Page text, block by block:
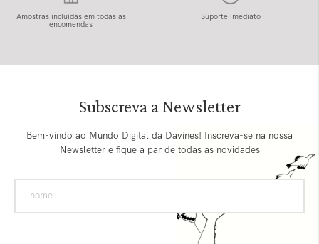
Amostras incluídas em todas as
encomendas
Suporte imediato
Subscreva a Newsletter
Bem-vindo ao Mundo Digital da Davines! Inscreva-se na nossa
Newsletter e fique a par de todas as novidades